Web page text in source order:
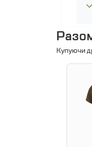
Купуючи